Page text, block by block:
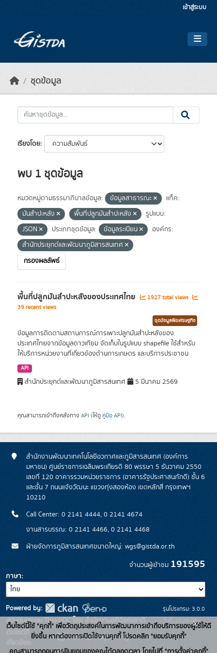
เข้าสู่ระบบ
ชุดข้อมูล
เรียงโดย
พบ 1 ชุดข้อมูล
หมวดหมู่ตามธรรมาภิบาลข้อมูล: ข้อมูลสาธารณะ
แท็ค:
มันสำปะหลัง
พื้นที่ปลูกมันสำปะหลัง
รูปแบบ:
JSON
ประเภทชุดข้อมูล: ข้อมูลระเบียน
องค์กร:
สำนักประยุกต์และพัฒนาภูมิสารสนเทศ
กรองผลลัพธ์
พื้นที่ปลูกมันสำปะหลังของประเทศไทย
1927 total views
39 recent views
ชุดข้อมูลพืชเศรษฐกิจ
ข้อมูลการติดตามสถานการณ์การเพาะปลูกมันสำปะหลังของ
ประเทศไทยจากข้อมูลดาวเทียม จัดเก็บในรูปแบบ shapefile ใช้สำหรับ
ให้บริการหน่วยงานที่เกี่ยวข้องด้านการเกษตร และบริการประชาชน
API
สำนักประยุกต์และพัฒนาภูมิสารสนเทศ 5 มีนาคม 2569
คุณสามารถเข้าถึงคลังทาง API (ให้ดู คู่มือ API).
สำนักงานพัฒนาเทคโนโลยีอวกาศและภูมิสารสนเทศ (องค์การ
มหาชน) ศูนย์ราชการเฉลิมพระเกียรติ 80 พรรษา 5 ธันวาคม 2550
เลขที่ 120 อาคารรวมหน่วยราชการ (อาคารรัฐประศาสนภักดี) ชั้น 6
และชั้น 7 ถนนแจ้งวัฒนะ แขวงทุ่งสองห้อง เขตหลักสี่ กรุงเทพฯ
10210
Call Center: 0 2141 4444, 0 2141 4674
งานสารบรรณ: 0 2141 4466, 0 2141 4468
ฝ่ายจัดการภูมิสารสนเทศขนาดใหญ่: wgs@gistda.or.th
จำนวนผู้เข้าชม 191595
ภาษา
Powered by:
สนับสนุนระบบ Thai-GDC โดย สำนักงานสถิติแห่งชาติ
เว็บไซต์ที่
เกี่ยวข้อง:
ระบบบัญชีข้อมูลภาครัฐ
รุ่นโปรแกรม: 3.0.0
วันที่: 2025-06-
26
เว็บไซต์นี้ใช้ "คุกกี้" เพื่อวัตถุประสงค์ในการพัฒนาการเข้าถึงบริการของผู้ใช้ให้ดี
ยิ่งขึ้น หากต้องการเปิดใช้งานคุกกี้ โปรดคลิก "ยอมรับคุกกี้"
x